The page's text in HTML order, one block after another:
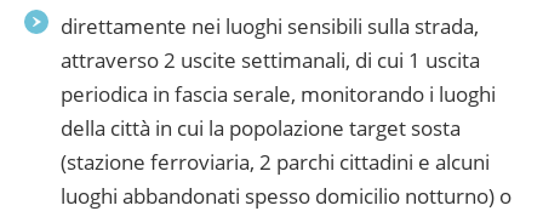
direttamente nei luoghi sensibili sulla strada,
attraverso 2 uscite settimanali, di cui 1 uscita
periodica in fascia serale, monitorando i luoghi
della città in cui la popolazione target sosta
(stazione ferroviaria, 2 parchi cittadini e alcuni
luoghi abbandonati spesso domicilio notturno) o